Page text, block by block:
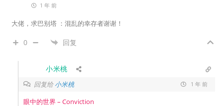
1 年 前
大佬，求巴别塔 ：混乱的幸存者谢谢！
0 回复
小米桃
回复给小米桃 1 年 前
眼中的世界 – Conviction